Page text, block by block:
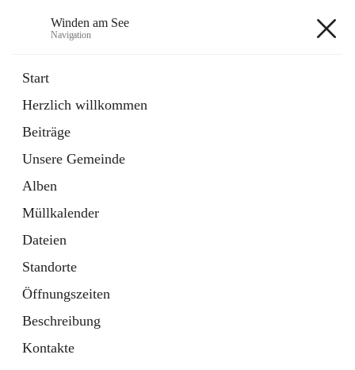
Winden am See
Navigation
Start
Herzlich willkommen
Beiträge
Unsere Gemeinde
Alben
Müllkalender
Dateien
Standorte
Öffnungszeiten
Beschreibung
Kontakte
Externe Webseite
in
Tab
Bebauungsplan
öffnet
in
neuem
Tab